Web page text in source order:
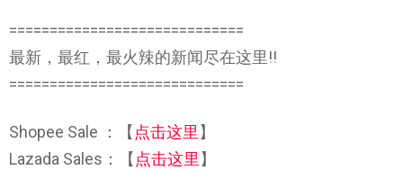
=============================
最新，最红，最火辣的新闻尽在这里!!
=============================
Shopee Sale ：【 点击这里 】
Lazada Sales：【 点击这里 】